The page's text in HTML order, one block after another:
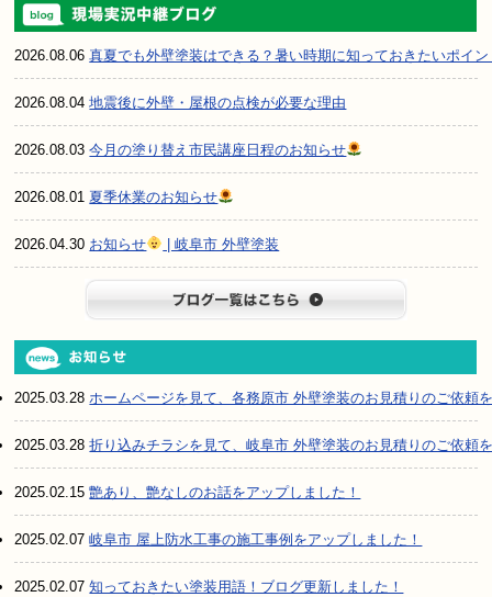
2026.08.06真夏でも外壁塗装はできる？暑い時期に知っておきたいポイン
2026.08.04地震後に外壁・屋根の点検が必要な理由
2026.08.03今月の塗り替え市民講座日程のお知らせ
2026.08.01 夏季休業のお知らせ
2026.04.30 お知らせ | 岐阜市 外壁塗装
2025.03.28ホームページを見て、各務原市 外壁塗装のお見積りのご依頼
2025.03.28折り込みチラシを見て、岐阜市 外壁塗装のお見積りのご依頼
2025.02.15艶あり、艶なしのお話をアップしました！
2025.02.07岐阜市 屋上防水工事の施工事例をアップしました！
2025.02.07知っておきたい塗装用語！ブログ更新しました！